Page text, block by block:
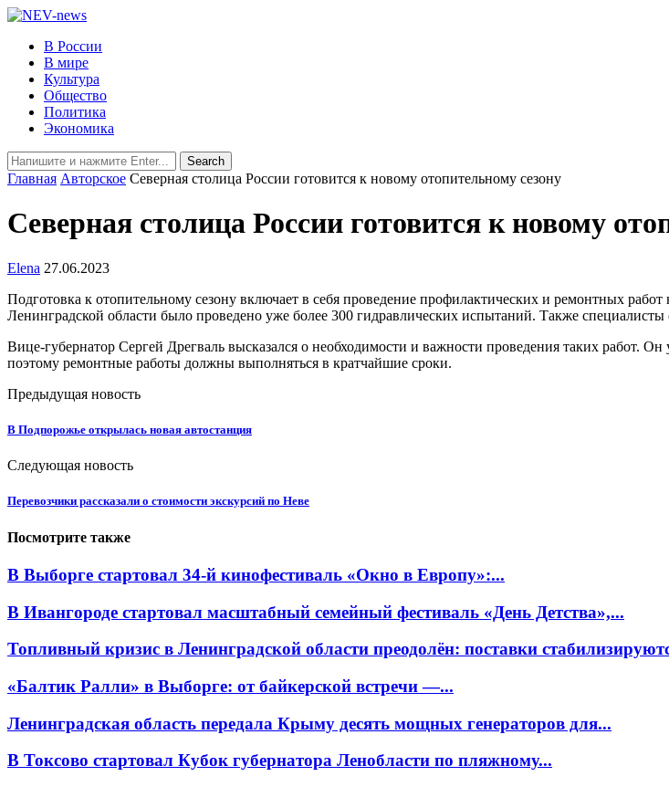
В России
В мире
Культура
Общество
Политика
Экономика
Главная Авторское Северная столица России готовится к новому отопительному сезону
Северная столица России готовится к новому
Elena 27.06.2023
Подготовка к отопительному сезону включает в себя проведение профилактических и ремонтных
Ленинградской области было проведено уже более 300 гидравлических испытаний. Также
Вице-губернатор Сергей Дрегваль высказался о необходимости и важности проведения таких работ.
поэтому ремонтные работы должны выполняться в кратчайшие сроки.
Предыдущая новость
В Подпорожье открылась новая автостанция
Следующая новость
Перевозчики рассказали о стоимости экскурсий по Неве
Посмотрите также
В Выборге стартовал 34-й кинофестиваль «Окно в Европу»:...
В Ивангороде стартовал масштабный семейный фестиваль «День Детства»,...
Топливный кризис в Ленинградской области преодолён: поставки
«Балтик Ралли» в Выборге: от байкерской встречи —...
Ленинградская область передала Крыму десять мощных генераторов для...
В Токсово стартовал Кубок губернатора Ленобласти по пляжному...